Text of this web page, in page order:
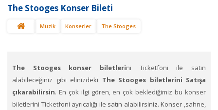
Mekanlar
Diğer
SAT
The Stooges Konser Bileti
Müzik Konserler The Stooges
The Stooges konser biletlerini Ticketfoni ile satın
alabileceğiniz gibi elinizdeki The Stooges biletlerini Satışa
çıkarabilirsin. En çok ilgi gören, en çok beklediğimiz bu konser
biletlerini Ticketfoni ayrıcalığı ile satın alabilirsiniz. Konser ,sahne,